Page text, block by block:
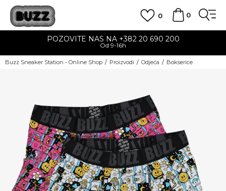
0
0
POZOVITE NAS NA +382 20 690 200
Od 9-16h
Buzz Sneaker Station - Online Shop Proizvodi Odjeća Bokserice